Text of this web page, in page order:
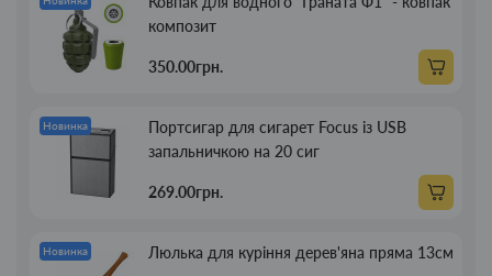
композит
350.00грн.
Новинка
Портсигар для сигарет Focus із USB
запальничкою на 20 сиг
269.00грн.
Новинка Люлька для куріння дерев'яна пряма 13см